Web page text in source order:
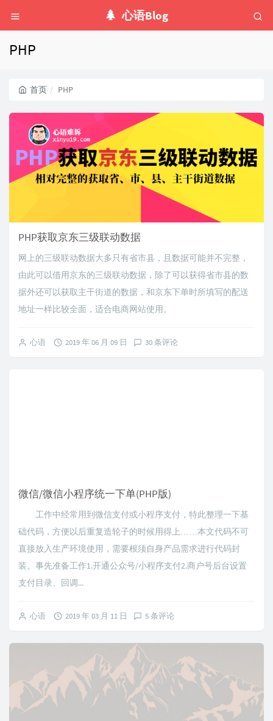
心语Blog
PHP
首页 PHP
PHP获取京东三级联动数据
网上的三级联动数据大多只有省市县，且数据可能并不完整，
由此可以借用京东的三级联动数据，除了可以获得省市县的数
据外还可以获取主干街道的数据，和京东下单时所填写的配送
地址一样比较全面，适合电商网站使用。
心语 2019 年 06 月 09 日 30 条评论
微信/微信小程序统一下单(PHP版)
工作中经常用到微信支付或小程序支付，特此整理一下基
础代码，方便以后重复造轮子的时候用得上……本文代码不可
直接放入生产环境使用，需要根须自身产品需求进行代码封
装。事先准备工作1.开通公众号/小程序支付2.商户号后台设置
支付目录、回调...
心语 2019 年 03 月 11 日 5 条评论